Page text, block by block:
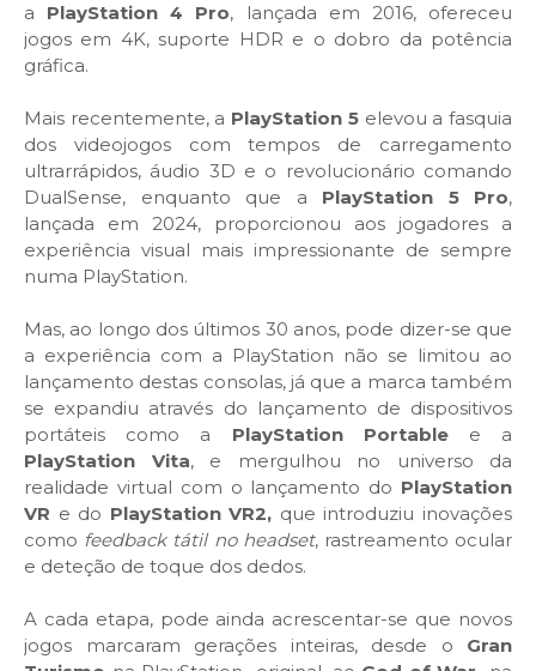
a PlayStation 4 Pro, lançada em 2016, ofereceu
jogos em 4K, suporte HDR e o dobro da potência
gráfica.
Mais recentemente, a PlayStation 5 elevou a fasquia
dos videojogos com tempos de carregamento
ultrarrápidos, áudio 3D e o revolucionário comando
DualSense, enquanto que a PlayStation 5 Pro,
lançada em 2024, proporcionou aos jogadores a
experiência visual mais impressionante de sempre
numa PlayStation.
Mas, ao longo dos últimos 30 anos, pode dizer-se que
a experiência com a PlayStation não se limitou ao
lançamento destas consolas, já que a marca também
se expandiu através do lançamento de dispositivos
portáteis como a PlayStation Portablee a
PlayStation Vita, e mergulhou no universo da
realidade virtual com o lançamento do PlayStation
VR e do PlayStation VR2, que introduziu inovações
como feedback tátil no headset, rastreamento ocular
e deteção de toque dos dedos.
A cada etapa, pode ainda acrescentar-se que novos
jogos marcaram gerações inteiras, desde o Gran